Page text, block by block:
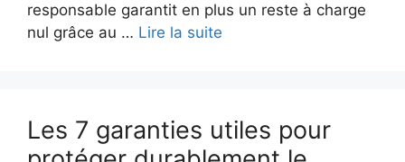
responsable garantit en plus un reste à charge
nul grâce au … Lire la suite
Les 7 garanties utiles pour